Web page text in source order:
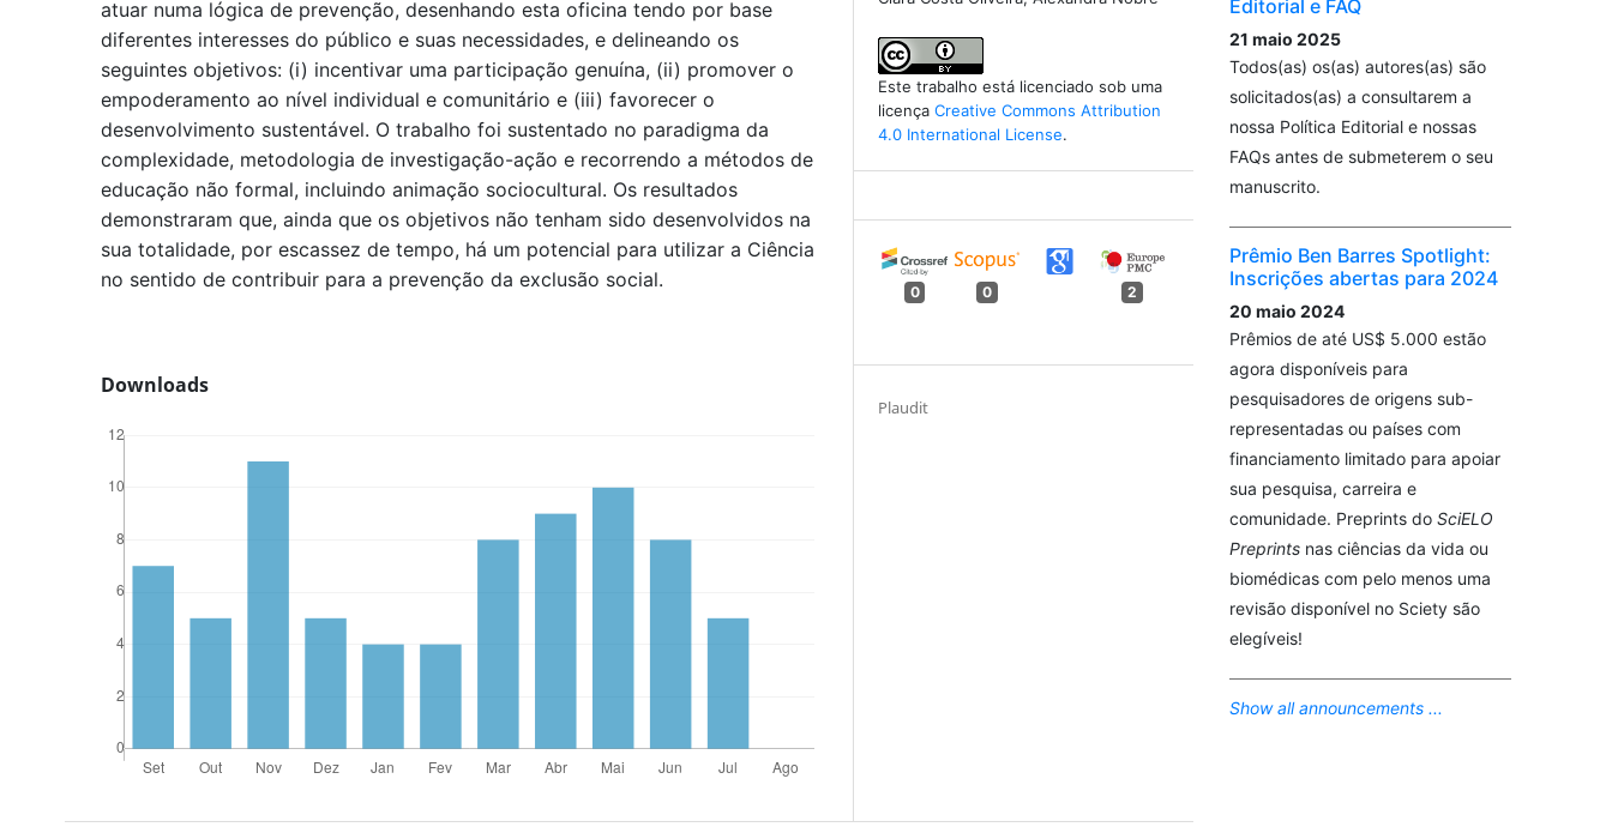
atuar numa lógica de prevenção, desenhando esta oficina tendo por base
diferentes interesses do público e suas necessidades, e delineando os
seguintes objetivos: (i) incentivar uma participação genuína, (ii) promover o
empoderamento ao nível individual e comunitário e (iii) favorecer o
desenvolvimento sustentável. O trabalho foi sustentado no paradigma da
complexidade, metodologia de investigação-ação e recorrendo a métodos de
educação não formal, incluindo animação sociocultural. Os resultados
demonstraram que, ainda que os objetivos não tenham sido desenvolvidos na
sua totalidade, por escassez de tempo, há um potencial para utilizar a Ciência
no sentido de contribuir para a prevenção da exclusão social.
Downloads
Este trabalho está licenciado sob uma
licençaCreative Commons Attribution
4.0 International License.
0 0 2
Plaudit
Editorial e FAQ
21 maio 2025
Todos(as) os(as) autores(as) são
solicitados(as) a consultarem a
nossa Política Editorial e nossas
FAQs antes de submeterem o seu
manuscrito.
Prêmio Ben Barres Spotlight:
Inscrições abertas para 2024
20 maio 2024
Prêmios de até US$ 5.000 estão
agora disponíveis para
pesquisadores de origens sub-
representadas ou países com
financiamento limitado para apoiar
sua pesquisa, carreira e
comunidade. Preprints do SciELO
Preprintsnas ciências da vida ou
biomédicas com pelo menos uma
revisão disponível no Sciety são
elegíveis!
Show all announcements ...